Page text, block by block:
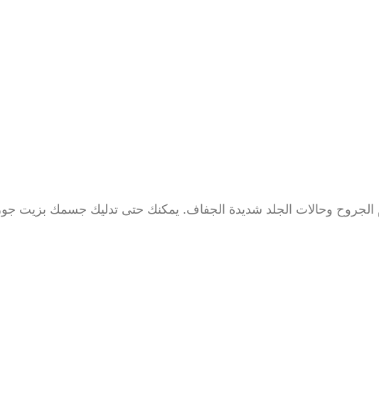
الجروح وحالات الجلد شديدة الجفاف. يمكنك حتى تدليك جسمك بزيت جوز